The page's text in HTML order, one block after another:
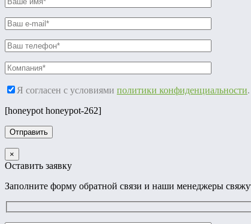
Я согласен с условиями политики конфиденциальности.
[honeypot honeypot-262]
×
Оставить заявку
Заполните форму обратной связи и наши менеджеры